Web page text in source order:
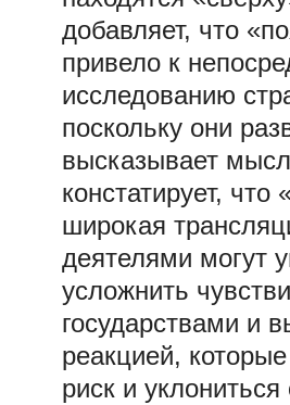
добавляет, что
привело к
исследованию
поскольку они
высказывает
констатирует,
широкая
деятелями могут
усложнить
государствами и
реакцией,
риск и